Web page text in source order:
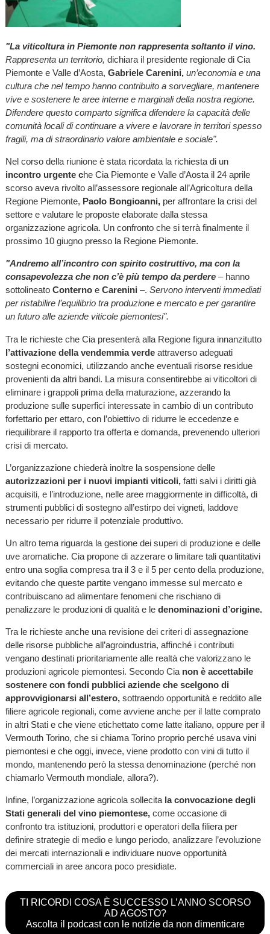
"La viticoltura in Piemonte non rappresenta soltanto il vino.
Rappresenta un territorio, dichiara il presidente regionale di Cia
Piemonte e Valle d’Aosta, Gabriele Carenini, un’economia e una
cultura che nel tempo hanno contribuito a sorvegliare, mantenere
vive e sostenere le aree interne e marginali della nostra regione.
Difendere questo comparto significa difendere la capacità delle
comunità locali di continuare a vivere e lavorare in territori spesso
fragili, ma di straordinario valore ambientale e sociale".
Nel corso della riunione è stata ricordata la richiesta di un
incontro urgente che Cia Piemonte e Valle d’Aosta il 24 aprile
scorso aveva rivolto all’assessore regionale all’Agricoltura della
Regione Piemonte, Paolo Bongioanni, per affrontare la crisi del
settore e valutare le proposte elaborate dalla stessa
organizzazione agricola. Un confronto che si terrà finalmente il
prossimo 10 giugno presso la Regione Piemonte.
"Andremo all’incontro con spirito costruttivo, ma con la
consapevolezza che non c’è più tempo da perdere– hanno
sottolineato Conternoe Carenini –. Servono interventi immediati
per ristabilire l’equilibrio tra produzione e mercato e per garantire
un futuro alle aziende viticole piemontesi".
Tra le richieste che Cia presenterà alla Regione figura innanzitutto
l’attivazione della vendemmia verdeattraverso adeguati
sostegni economici, utilizzando anche eventuali risorse residue
provenienti da altri bandi. La misura consentirebbe ai viticoltori di
eliminare i grappoli prima della maturazione, azzerando la
produzione sulle superfici interessate in cambio di un contributo
forfettario per ettaro, con l’obiettivo di ridurre le eccedenze e
riequilibrare il rapporto tra offerta e domanda, prevenendo ulteriori
crisi di mercato.
L’organizzazione chiederà inoltre la sospensione delle
autorizzazioni per i nuovi impianti viticoli,fatti salvi i diritti già
acquisiti, e l’introduzione, nelle aree maggiormente in difficoltà, di
strumenti pubblici di sostegno all’estirpo dei vigneti, laddove
necessario per ridurre il potenziale produttivo.
Un altro tema riguarda la gestione dei superi di produzione e delle
uve aromatiche. Cia propone di azzerare o limitare tali quantitativi
entro una soglia compresa tra il 3 e il 5 per cento della produzione,
evitando che queste partite vengano immesse sul mercato e
contribuiscano ad alimentare fenomeni che rischiano di
penalizzare le produzioni di qualità e ledenominazioni d’origine.
Tra le richieste anche una revisione dei criteri di assegnazione
delle risorse pubbliche all’agroindustria, affinché i contributi
vengano destinati prioritariamente alle realtà che valorizzano le
produzioni agricole piemontesi. Secondo Cianon è accettabile
sostenere con fondi pubblici aziende che scelgono di
approvvigionarsi all’estero,sottraendo opportunità e reddito alle
filiere agricole regionali, come avviene anche per il latte comprato
in altri Stati e che viene etichettato come latte italiano, oppure per il
Vermouth Torino, che si chiama Torino proprio perché usava vini
piemontesi e che oggi, invece, viene prodotto con vini di tutto il
mondo, mantenendo però la stessa denominazione (perché non
chiamarlo Vermouth mondiale, allora?).
Infine, l’organizzazione agricola sollecitala convocazione degli
Stati generali del vino piemontese,come occasione di
confronto tra istituzioni, produttori e operatori della filiera per
definire strategie di medio e lungo periodo, analizzare l’evoluzione
dei mercati internazionali e individuare nuove opportunità
commerciali in aree ancora poco presidiate.
TI RICORDI COSA È SUCCESSO L’ANNO SCORSO
AD AGOSTO?
Ascolta il podcast con le notizie da non dimenticare